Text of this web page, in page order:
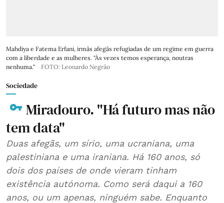
Mahdiya e Fatema Erfani, irmãs afegãs refugiadas de um regime em guerra
com a liberdade e as mulheres. "Às vezes temos esperança, noutras
nenhuma."
FOTO: Leonardo Negrão
Sociedade
Miradouro. "Há futuro mas não
tem data"
Duas afegãs, um sírio, uma ucraniana, uma
palestiniana e uma iraniana. Há 160 anos, só
dois dos países de onde vieram tinham
existência autónoma. Como será daqui a 160
anos, ou um apenas, ninguém sabe. Enquanto